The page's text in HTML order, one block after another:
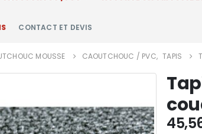
CONTACT ET DEVIS
MOUSSE CAOUTCHOUC / PVC, TAPIS